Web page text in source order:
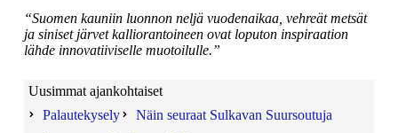
“Suomen kauniin luonnon neljä vuodenaikaa, vehreät metsät
ja siniset järvet kalliorantoineen ovat loputon inspiraation
lähde innovatiiviselle muotoilulle.”
Uusimmat ajankohtaiset
Palautekysely
Näin seuraat Sulkavan Suursoutuja